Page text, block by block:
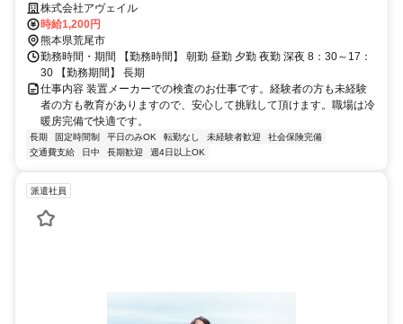
株式会社アヴェイル
時給1,200円
熊本県荒尾市
勤務時間・期間 【勤務時間】 朝勤 昼勤 夕勤 夜勤 深夜 8：30～17：
30 【勤務期間】 長期
仕事内容 装置メーカーでの検査のお仕事です。経験者の方も未経験
者の方も教育がありますので、安心して挑戦して頂けます。職場は冷
暖房完備で快適です。
長期 固定時間制 平日のみOK 転勤なし 未経験者歓迎
社会保険完備
交通費支給
日中 長期歓迎 週4日以上OK
派遣社員